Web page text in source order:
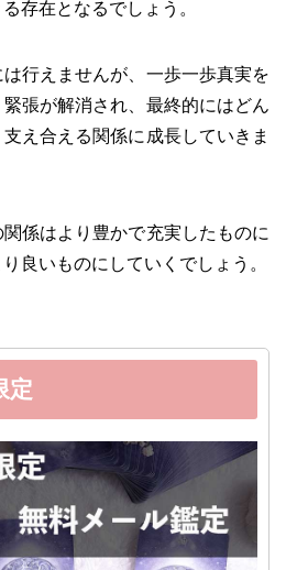
存在となるでしょう。
行えませんが、一歩一歩真実を
張が解消され、最終的にはどん
え合える関係に成長していきま
係はより豊かで充実したものに
良いものにしていくでしょう。
定